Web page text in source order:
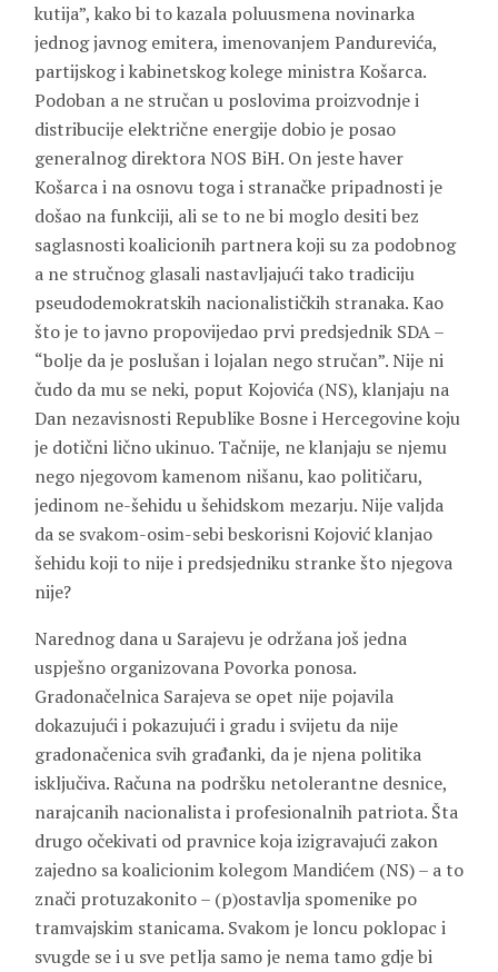
kutija”, kako bi to kazala poluusmena novinarka
jednog javnog emitera, imenovanjem Pandurevića,
partijskog i kabinetskog kolege ministra Košarca.
Podoban a ne stručan u poslovima proizvodnje i
distribucije električne energije dobio je posao
generalnog direktora NOS BiH. On jeste haver
Košarca i na osnovu toga i stranačke pripadnosti je
došao na funkciji, ali se to ne bi moglo desiti bez
saglasnosti koalicionih partnera koji su za podobnog
a ne stručnog glasali nastavljajući tako tradiciju
pseudodemokratskih nacionalističkih stranaka. Kao
što je to javno propovijedao prvi predsjednik SDA –
“bolje da je poslušan i lojalan nego stručan”. Nije ni
čudo da mu se neki, poput Kojovića (NS), klanjaju na
Dan nezavisnosti Republike Bosne i Hercegovine koju
je dotični lično ukinuo. Tačnije, ne klanjaju se njemu
nego njegovom kamenom nišanu, kao političaru,
jedinom ne-šehidu u šehidskom mezarju. Nije valjda
da se svakom-osim-sebi beskorisni Kojović klanjao
šehidu koji to nije i predsjedniku stranke što njegova
nije?
Narednog dana u Sarajevu je održana još jedna
uspješno organizovana Povorka ponosa.
Gradonačelnica Sarajeva se opet nije pojavila
dokazujući i pokazujući i gradu i svijetu da nije
gradonačenica svih građanki, da je njena politika
isključiva. Računa na podršku netolerantne desnice,
narajcanih nacionalista i profesionalnih patriota. Šta
drugo očekivati od pravnice koja izigravajući zakon
zajedno sa koalicionim kolegom Mandićem (NS) – a to
znači protuzakonito – (p)ostavlja spomenike po
tramvajskim stanicama. Svakom je loncu poklopac i
svugde se i u sve petlja samo je nema tamo gdje bi